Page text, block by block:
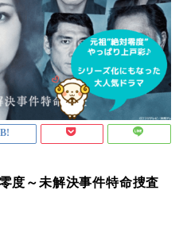
度～未解決事件特命捜査